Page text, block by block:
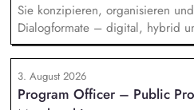
Sie konzipieren, organisieren
Dialogformate – digital, hybrid
identifizieren aktuelle
Handel, Technologie, Geopolitik
Sicherheit und bereiten diese für
Hintergrundgespräche,
3. August 2026
Program Officer – Public